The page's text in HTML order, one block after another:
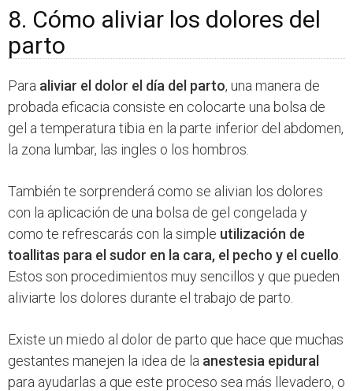
8. Cómo aliviar los dolores del
parto
Para aliviar el dolor el día del parto, una manera de
probada eficacia consiste en colocarte una bolsa de
gel a temperatura tibia en la parte inferior del abdomen,
la zona lumbar, las ingles o los hombros.
También te sorprenderá como se alivian los dolores
con la aplicación de una bolsa de gel congelada y
como te refrescarás con la simple utilización de
toallitas para el sudor en la cara, el pecho y el cuello
Estos son procedimientos muy sencillos y que pueden
aliviarte los dolores durante el trabajo de parto.
Existe un miedo al dolor de parto que hace que muchas
gestantes manejen la idea de la anestesia epidural
para ayudarlas a que este proceso sea más llevadero, o